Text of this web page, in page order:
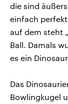
die sind
einfach
auf dem steht
Ball. Damals
es ein
Das
Bowlingkugel